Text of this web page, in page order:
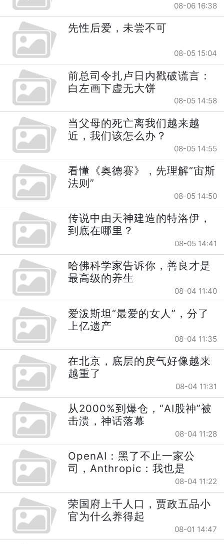
08-06 16:38
先性后爱，未尝不可
08-05 15:04
前总司令扎卢日内戳破谎言：
白左画下虚无大饼
08-05 14:58
当父母的死亡离我们越来越
近，我们该怎么办？
08-05 14:55
看懂《奥德赛》，先理解“宙斯
法则”
08-05 14:50
传说中由天神建造的特洛伊，
到底在哪里？
08-05 14:41
哈佛科学家告诉你，善良才是
最高级的养生
08-04 11:40
爱泼斯坦“最爱的女人”，分了
上亿遗产
08-04 11:35
在北京，底层的戾气好像越来
越重了
08-04 11:31
从2000%到爆仓，“AI股神”被
击溃，神话落幕
08-04 11:28
OpenAI：黑了不止一家公
司，Anthropic：我也是
08-04 11:22
荣国府上千人口，贾政五品小
官为什么养得起
08-01 14:47